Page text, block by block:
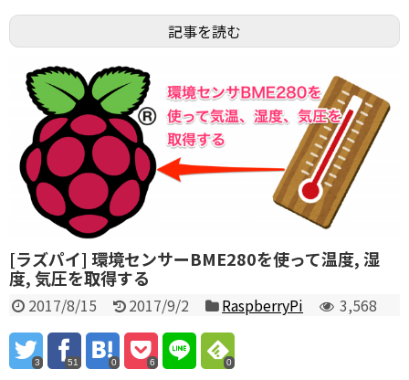
記事を読む
[ラズパイ] 環境センサーBME280を使って温度, 湿
度, 気圧を取得する
2017/8/15 2017/9/2 RaspberryPi 3,568
3 51 0 6 0